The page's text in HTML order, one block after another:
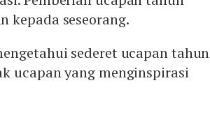
kepada seseorang.
sederet ucapan tahun
ucapan yang menginspirasi